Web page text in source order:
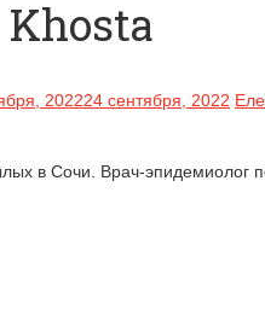
202224 сентября, 2022
в Сочи. Врач-эпидемиолог